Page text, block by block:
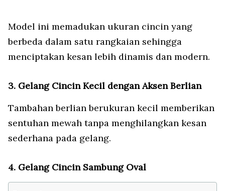
Model ini memadukan ukuran cincin yang
berbeda dalam satu rangkaian sehingga
menciptakan kesan lebih dinamis dan modern.
3. Gelang Cincin Kecil dengan Aksen Berlian
Tambahan berlian berukuran kecil memberikan
sentuhan mewah tanpa menghilangkan kesan
sederhana pada gelang.
4. Gelang Cincin Sambung Oval